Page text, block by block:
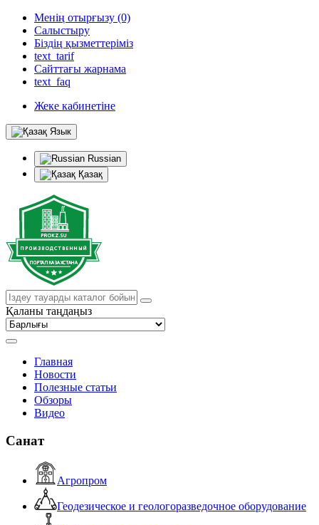
Менің отырғызу (0)
Салыстыру
Біздің қызметтеріміз
text_tarif
Сайттағы жарнама
text_faq
Жеке кабинетіне
Язык
Russian
Қазақ
Қаланы таңдаңыз
Главная
Новости
Полезные статьи
Обзоры
Видео
Санат
Агропром
Геодезическое и геологоразведочное оборудование